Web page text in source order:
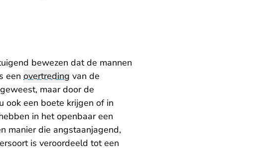
bewezen dat de mannen
een overtreding van de
maar door de
ook een boete krijgen of in
in het openbaar een
manier die angstaanjagend,
is veroordeeld tot een